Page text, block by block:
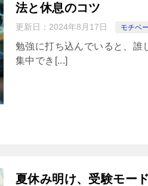
法と休息のコツ
更新日： 2024年8月17日 モチベ
勉強に打ち込んでいると、誰
集中でき[...]
夏休み明け、受験モー